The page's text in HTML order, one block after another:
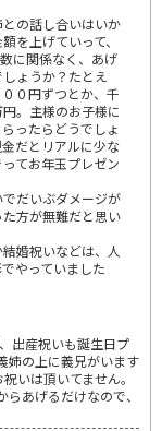
の話し合いはいか
を上げていって、
に関係なく、あげ
ょうか？たとえ
０円ずつとか、千
。主様のお子様に
ったらどうでしょ
だとリアルに少な
てお年玉プレゼン
だいぶダメージが
方が無難だと思い
婚祝いなどは、人
やっていました
出産祝いも誕生日プ
姉の上に義兄がいます
いは頂いてません。
あげるだけなので、